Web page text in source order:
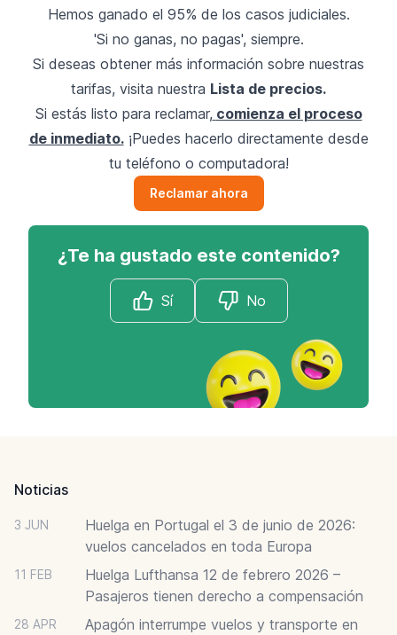
Hemos ganado el 95% de los casos judiciales.
'Si no ganas, no pagas', siempre.
Si deseas obtener más información sobre nuestras
tarifas, visita nuestra Lista de precios.
Si estás listo para reclamar, comienza el proceso
de inmediato.¡Puedes hacerlo directamente desde
tu teléfono o computadora!
Reclamar ahora
¿Te ha gustado este contenido?
Sí No
Noticias
3 JUN
Huelga en Portugal el 3 de junio de 2026:
vuelos cancelados en toda Europa
11 FEB
Huelga Lufthansa 12 de febrero 2026 –
Pasajeros tienen derecho a compensación
28 APR
Apagón interrumpe vuelos y transporte en